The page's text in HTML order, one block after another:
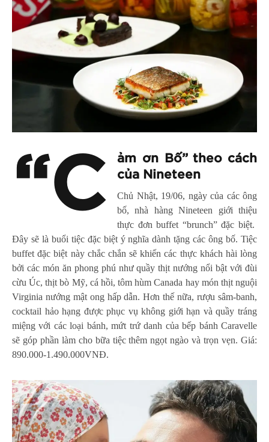
“C
ảm ơn Bố” theo cách
của Nineteen
Chủ Nhật, 19/06, ngày của các ông
bố, nhà hàng Nineteen giới thiệu
thực đơn buffet “brunch” đặc biệt.
Đây sẽ là buổi tiệc đặc biệt ý nghĩa dành tặng các ông bố. Tiệc
buffet đặc biệt này chắc chắn sẽ khiến các thực khách hài lòng
bởi các món ăn phong phú như quầy thịt nướng nổi bật với đùi
cừu Úc, thịt bò Mỹ, cá hồi, tôm hùm Canada hay món thịt nguội
Virginia nướng mật ong hấp dẫn. Hơn thế nữa, rượu sâm-banh,
cocktail hảo hạng được phục vụ không giới hạn và quầy tráng
miệng với các loại bánh, mứt trứ danh của bếp bánh Caravelle
sẽ góp phần làm cho bữa tiệc thêm ngọt ngào và trọn vẹn. Giá:
890.000-1.490.000VNĐ.